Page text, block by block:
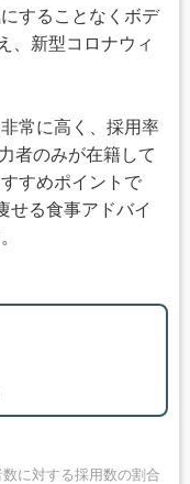
することなくボデ
、新型コロナウィ
常に高く、採用率
者のみが在籍して
すめポイントで
せる食事アドバイ
に対する採用数の割合